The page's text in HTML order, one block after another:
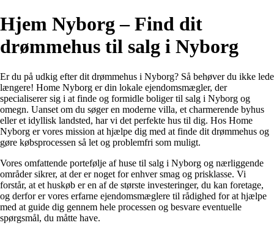
Hjem Nyborg – Find dit
drømmehus til salg i Nyborg
Er du på udkig efter dit drømmehus i Nyborg? Så behøver du ikke lede
længere! Home Nyborg er din lokale ejendomsmægler, der
specialiserer sig i at finde og formidle boliger til salg i Nyborg og
omegn. Uanset om du søger en moderne villa, et charmerende byhus
eller et idyllisk landsted, har vi det perfekte hus til dig. Hos Home
Nyborg er vores mission at hjælpe dig med at finde dit drømmehus og
gøre købsprocessen så let og problemfri som muligt.
Vores omfattende portefølje af huse til salg i Nyborg og nærliggende
områder sikrer, at der er noget for enhver smag og prisklasse. Vi
forstår, at et huskøb er en af de største investeringer, du kan foretage,
og derfor er vores erfarne ejendomsmæglere til rådighed for at hjælpe
med at guide dig gennem hele processen og besvare eventuelle
spørgsmål, du måtte have.